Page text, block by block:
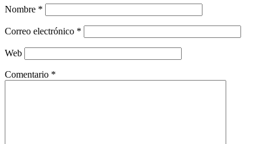
Nombre *
Correo electrónico *
Web
Comentario *